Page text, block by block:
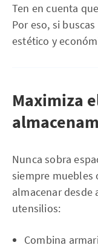
Ten en cuenta
Por eso, si
estético y
Maximiza
Nunca sobra
siempre muebles
almacenar desde
utensilios:
Combina